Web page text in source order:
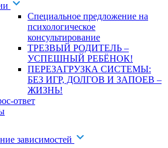
Специальное предложение на
психологическое
консультирование
ТРЕЗВЫЙ РОДИТЕЛЬ –
УСПЕШНЫЙ РЕБЁНОК!
ПЕРЕЗАГРУЗКА СИСТЕМЫ:
БЕЗ ИГР, ДОЛГОВ И ЗАПОЕВ –
ЖИЗНЬ!
ответ
зависимостей